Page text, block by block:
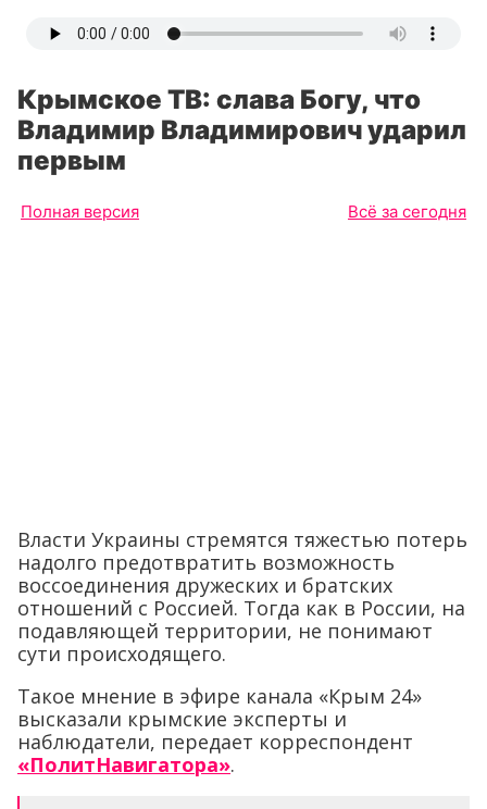
Крымское ТВ: слава Богу, что
Владимир Владимирович ударил
первым
Полная версия Всё за сегодня
Власти Украины стремятся тяжестью потерь
надолго предотвратить возможность
воссоединения дружеских и братских
отношений с Россией. Тогда как в России, на
подавляющей территории, не понимают
сути происходящего.
Такое мнение в эфире канала «Крым 24»
высказали крымские эксперты и
наблюдатели, передает корреспондент
«ПолитНавигатора».